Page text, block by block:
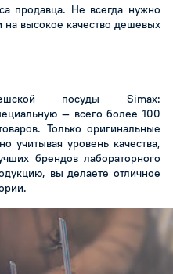
продавца. Не всегда нужно
высокое качество дешевых
посуды Simax:
— всего более 100
Только оригинальные
учитывая уровень качества,
брендов лабораторного
вы делаете отличное